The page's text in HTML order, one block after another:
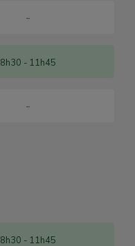
-
8h30 - 11h45
-
8h30 - 11h45